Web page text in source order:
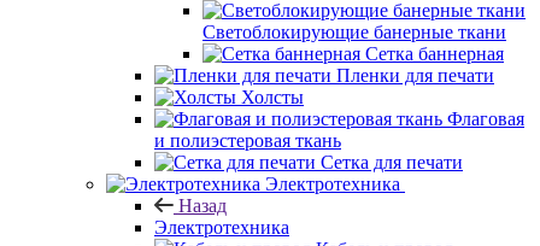
Светоблокирующие банерные ткани
Сетка баннерная
Пленки для печати
Холсты
Флаговая
и полиэстеровая ткань
Сетка для печати
Электротехника
Назад
Электротехника